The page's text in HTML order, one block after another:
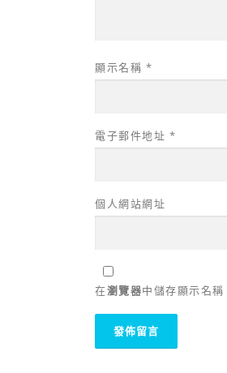
顯示名稱 *
電子郵件地址 *
個人網站網址
在瀏覽器中儲存顯示名